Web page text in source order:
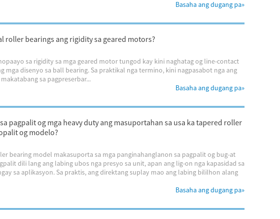
Basaha ang dugang pa»
roller bearings ang rigidity sa geared motors?
sa rigidity sa mga geared motor tungod kay kini naghatag og line-contact
disenyo sa ball bearing. Sa praktikal nga termino, kini nagpasabot nga ang
sa pagpreserbar...
Basaha ang dugang pa»
pagpalit og mga heavy duty ang masuportahan sa usa ka tapered roller
og modelo?
bearing model makasuporta sa mga panginahanglanon sa pagpalit og bug-at
dili lang ang labing ubos nga presyo sa unit, apan ang lig-on nga kapasidad sa
sa aplikasyon. Sa praktis, ang direktang suplay mao ang labing bililhon alang
Basaha ang dugang pa»